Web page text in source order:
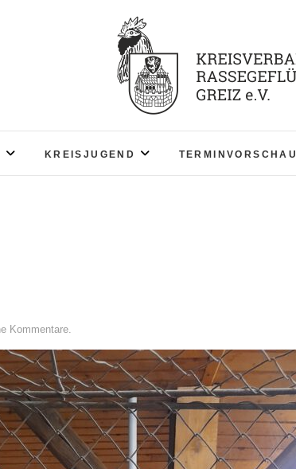
KV RGZ Greiz
KREISJUGEND TERMINVORSCHAU
Kommentare.